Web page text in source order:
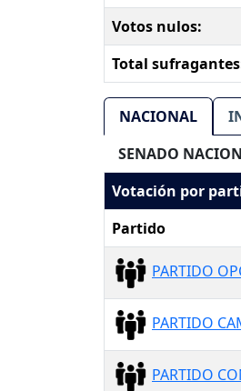
Votos nulos:
Total
NACIONAL
SENADO
Votación por
Partido
PARTIDO
PARTIDO
PARTIDO